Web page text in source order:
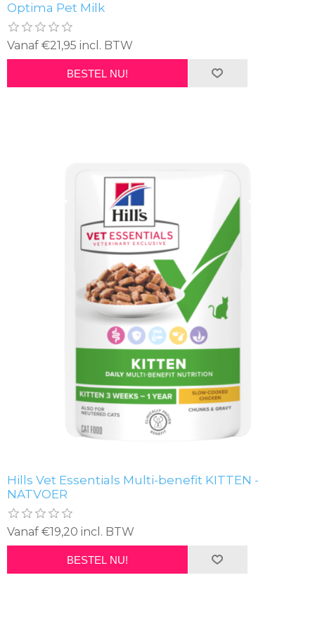
Optima Pet Milk
Vanaf €21,95 incl. BTW
BESTEL NU!
Hills Vet Essentials Multi-benefit KITTEN -
NATVOER
Vanaf €19,20 incl. BTW
BESTEL NU!